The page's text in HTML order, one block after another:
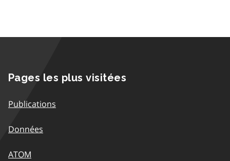
Pages les plus visitées
Publications
Données
ATOM